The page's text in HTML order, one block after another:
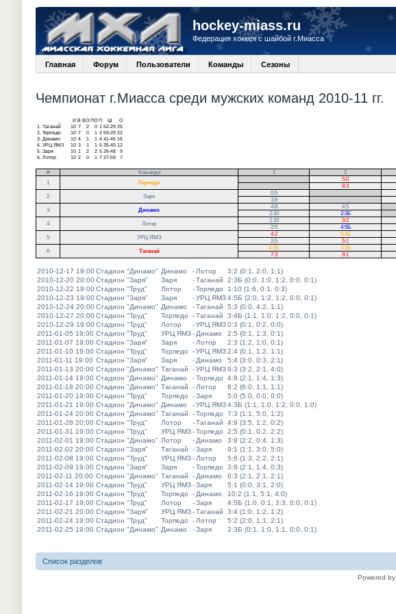
hockey-miass.ru
Федерация хоккея с шайбой г.Миасса
Главная Форум Пользователи Команды Сезоны
Чемпионат г.Миасса среди мужских команд 2010-11 гг.
И В ВО ПО П
О
1.
Таганай 10 7 2 0 1 62-29 25
2. Торпедо 10 7 0 1 2 59-29 22
3.
Динамо 10 4 1 1 4 41-45 15
4. УРЦ ЯМЗ 10 3 1 1 5 35-40 12
5. Заря 10 1 2 2 5 26-48
9
6. Лотор 10 2 0 1 7 27-59 7
# Команда 1 2
1
Торпедо
5:0
8:3
2
Заря
0:5
3:8
3
Динамо
4:8 4:5
2:10 2:3Б
4
Лотор
1:10 3:2
2:5 4:5Б
5
УРЦ ЯМЗ
4:2 5:4Б
2:5 5:1
6
Таганай
4:3Б 3:2Б
7:3 9:1
2010-12-17 19:00Стадион "Динамо" Динамо - Лотор
3:2 (0:1, 2:0, 1:1)
2010-12-20 20:00Стадион "Заря" Заря -Таганай
2:3Б (0:0, 1:0, 1:2, 0:0, 0:1)
2010-12-22 19:00Стадион "Труд" Лотор -Торпедо
1:10 (1:6, 0:1, 0:3)
2010-12-23 19:00Стадион "Заря" Заря -УРЦ ЯМЗ4:5Б (2:0, 1:2, 1:2, 0:0, 0:1)
2010-12-24 20:00Стадион "Динамо" Динамо -Таганай
5:3 (0:0, 4:2, 1:1)
2010-12-27 20:00Стадион "Труд" Торпедо -Таганай
3:4Б (1:1, 1:0, 1:2, 0:0, 0:1)
2010-12-29 19:00Стадион "Труд" Лотор -УРЦ ЯМЗ0:3 (0:1, 0:2, 0:0)
2011-01-05 19:00 Стадион "Труд" УРЦ ЯМЗ- Динамо
2:5 (0:1, 1:3, 0:1)
2011-01-07 19:00 Стадион "Заря" Заря - Лотор
2:3 (1:2, 1:0, 0:1)
2011-01-10 19:00 Стадион "Труд" Торпедо -УРЦ ЯМЗ2:4 (0:1, 1:2, 1:1)
2011-01-11 19:00 Стадион "Заря" Заря - Динамо
5:4 (3:0, 0:3, 2:1)
2011-01-13 20:00 Стадион "Динамо" Таганай -УРЦ ЯМЗ9:3 (3:2, 2:1, 4:0)
2011-01-14 19:00 Стадион "Динамо" Динамо -Торпедо
4:8 (2:1, 1:4, 1:3)
2011-01-18 20:00 Стадион "Динамо" Таганай - Лотор
8:2 (6:0, 1:1, 1:1)
2011-01-20 19:00 Стадион "Труд" Торпедо -Заря
5:0 (5:0, 0:0, 0:0)
2011-01-21 19:00 Стадион "Динамо" Динамо -УРЦ ЯМЗ4:3Б (1:1, 1:0, 1:2, 0:0, 1:0)
2011-01-24 20:00 Стадион "Динамо" Таганай -Торпедо
7:3 (1:1, 5:0, 1:2)
2011-01-28 20:00 Стадион "Труд" Лотор -Таганай
4:9 (3:5, 1:2, 0:2)
2011-01-31 19:00 Стадион "Труд" УРЦ ЯМЗ-Торпедо
2:5 (0:1, 0:2, 2:2)
2011-02-01 19:00 Стадион "Динамо" Лотор - Динамо
3:9 (2:2, 0:4, 1:3)
2011-02-02 20:00 Стадион "Заря" Таганай -Заря
9:1 (1:1, 3:0, 5:0)
2011-02-08 19:00 Стадион "Труд" УРЦ ЯМЗ- Лотор
5:6 (1:3, 2:2, 2:1)
2011-02-09 19:00 Стадион "Заря" Заря -Торпедо
3:8 (2:1, 1:4, 0:3)
2011-02-11 20:00 Стадион "Динамо" Таганай - Динамо
6:3 (2:1, 2:1, 2:1)
2011-02-14 19:00 Стадион "Труд" УРЦ ЯМЗ-Заря
5:1 (0:0, 3:1, 2:0)
2011-02-16 19:00 Стадион "Труд" Торпедо - Динамо
10:2 (1:1, 5:1, 4:0)
2011-02-17 19:00 Стадион "Труд" Лотор -Заря
4:5Б (1:0, 0:1, 3:3, 0:0, 0:1)
2011-02-21 20:00 Стадион "Заря" УРЦ ЯМЗ-Таганай
3:4 (1:0, 1:2, 1:2)
2011-02-24 19:00 Стадион "Труд" Торпедо - Лотор
5:2 (2:0, 1:1, 2:1)
2011-02-25 19:00 Стадион "Динамо" Динамо -Заря 2:3Б (0:1, 1:0, 1:1, 0:0, 0:1)
Список разделов
Powered by